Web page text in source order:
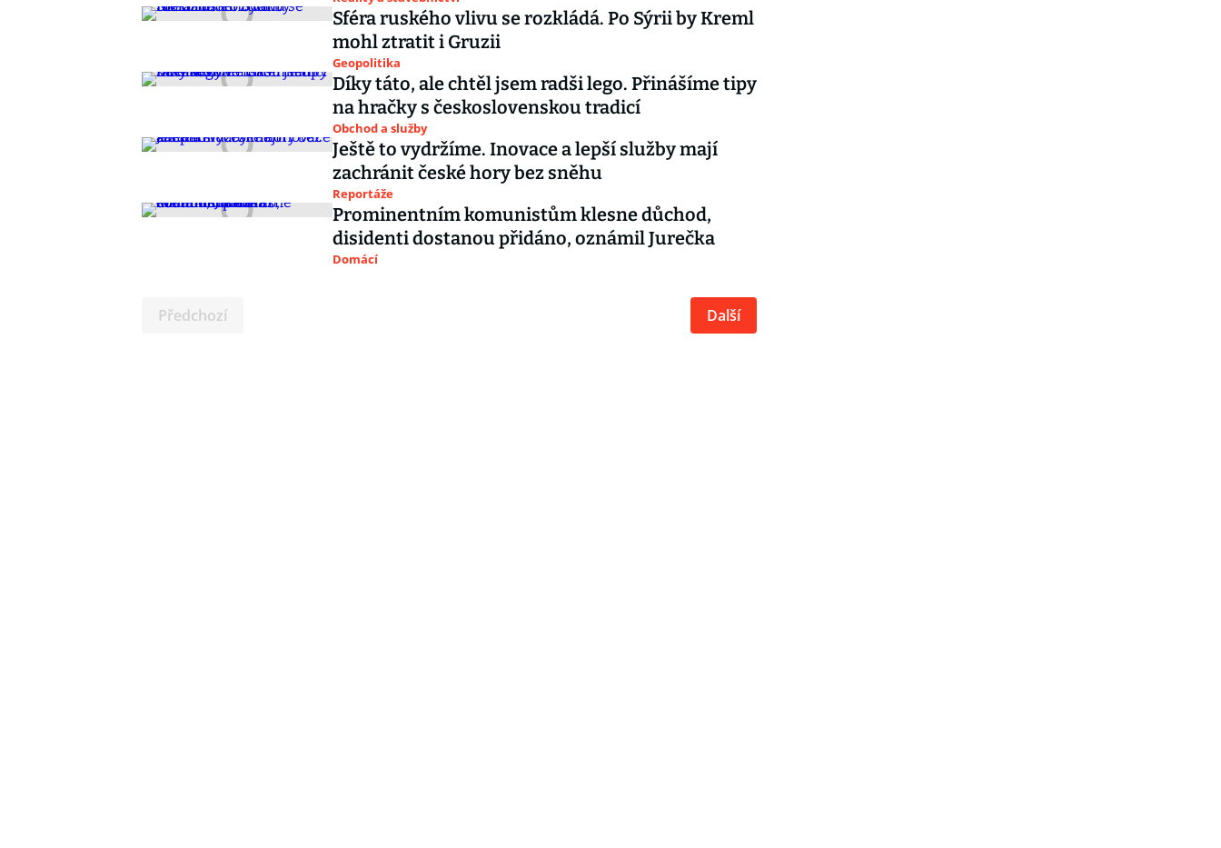
Sféra ruského vlivu se rozkládá. Po Sýrii by Kreml
mohl ztratit i Gruzii
Geopolitika
Díky táto, ale chtěl jsem radši lego. Přinášíme tipy
na hračky s československou tradicí
Obchod a služby
Ještě to vydržíme. Inovace a lepší služby mají
zachránit české hory bez sněhu
Reportáže
Prominentním komunistům klesne důchod,
disidenti dostanou přidáno, oznámil Jurečka
Domácí
Předchozí Další